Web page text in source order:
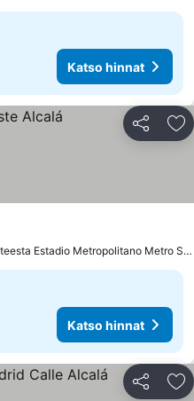
Katso hinnat
Jaa
2.2 km kohteesta Estadio Metropolitano Metro Station
Katso hinnat
Jaa